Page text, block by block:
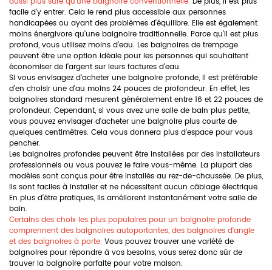
facile d'y entrer. Cela le rend plus accessible aux personnes
handicapées ou ayant des problèmes d'équilibre. Elle est également
moins énergivore qu'une baignoire traditionnelle. Parce qu'il est plus
profond, vous utilisez moins d'eau. Les baignoires de trempage
peuvent être une option idéale pour les personnes qui souhaitent
économiser de l'argent sur leurs factures d'eau.
Si vous envisagez d'acheter une baignoire profonde, il est préférable
d'en choisir une d'au moins 24 pouces de profondeur. En effet, les
baignoires standard mesurent généralement entre 16 et 22 pouces de
profondeur. Cependant, si vous avez une salle de bain plus petite,
vous pouvez envisager d'acheter une baignoire plus courte de
quelques centimètres. Cela vous donnera plus d'espace pour vous
pencher.
Les baignoires profondes peuvent être installées par des installateurs
professionnels ou vous pouvez le faire vous-même. La plupart des
modèles sont conçus pour être installés au rez-de-chaussée. De plus,
ils sont faciles à installer et ne nécessitent aucun câblage électrique.
En plus d'être pratiques, ils améliorent instantanément votre salle de
bain.
Certains des choix les plus populaires pour un baignoire profonde
comprennent des baignoires autoportantes, des baignoires d'angle
et des baignoires à porte. Vous pouvez trouver une variété de
baignoires pour répondre à vos besoins, vous serez donc sûr de
trouver la baignoire parfaite pour votre maison.